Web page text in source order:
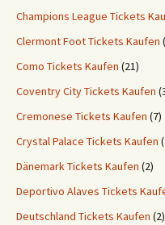
Champions League Tickets
Clermont Foot Tickets Kaufen
Como Tickets Kaufen (21)
Coventry City Tickets Kaufen
Cremonese Tickets Kaufen (7)
Crystal Palace Tickets Kaufen
Dänemark Tickets Kaufen (2)
Deportivo Alaves Tickets
Deutschland Tickets Kaufen (2)